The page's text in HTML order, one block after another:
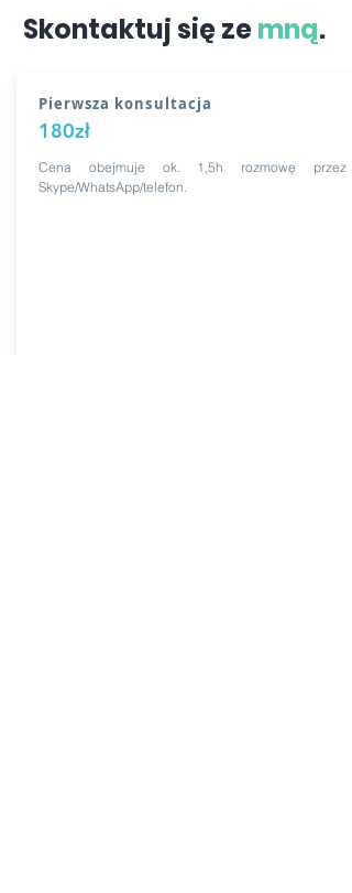
Skontaktuj się zemną.
Pierwsza konsultacja
180zł
Cena obejmuje ok. 1,5h rozmowę przez
Skype/WhatsApp/telefon.